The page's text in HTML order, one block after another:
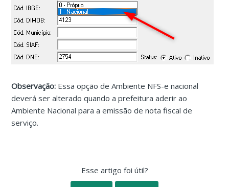
Observação: Essa opção de Ambiente NFS-e nacional
deverá ser alterado quando a prefeitura aderir ao
Ambiente Nacional para a emissão de nota fiscal de
serviço.
Esse artigo foi útil?